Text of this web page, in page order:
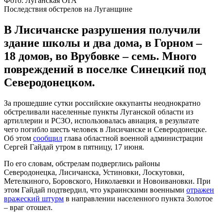
Последствия обстрелов на Луганщине
В Лисичанске разрушения получили
здание школы и два дома, в Горном –
18 домов, во Врубовке – семь. Много
повреждений в поселке Синецкий под
Северодонецком.
За прошедшие сутки российские оккупанты неоднократно
обстреливали населенные пункты Луганской области из
артиллерии и РСЗО, использовалась авиация, в результате
чего погибло шесть человек в Лисичанске и Северодонецке.
Об этом сообщил глава областной военной администрации
Сергей Гайдай утром в пятницу, 17 июня.
По его словам, обстрелам подверглись районы
Северодонецка, Лисичанска, Устиновки, Лоскутовки,
Метелкиного, Боровского, Николаевки и Новоивановки. При
этом Гайдай подтвердил, что украинскими военными отражен
вражеский штурм в направлении населенного пункта Золотое
– враг отошел.